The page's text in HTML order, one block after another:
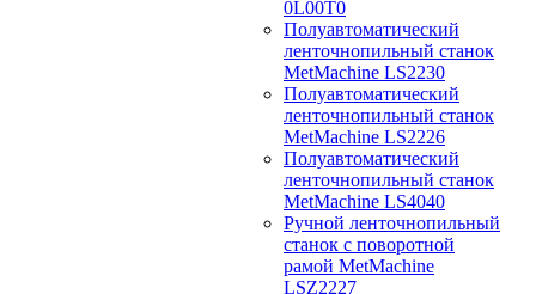
0L00T0
Полуавтоматический
ленточнопильный станок
MetMachine LS2230
Полуавтоматический
ленточнопильный станок
MetMachine LS2226
Полуавтоматический
ленточнопильный станок
MetMachine LS4040
Ручной ленточнопильный
станок с поворотной
рамой MetMachine
LSZ2227